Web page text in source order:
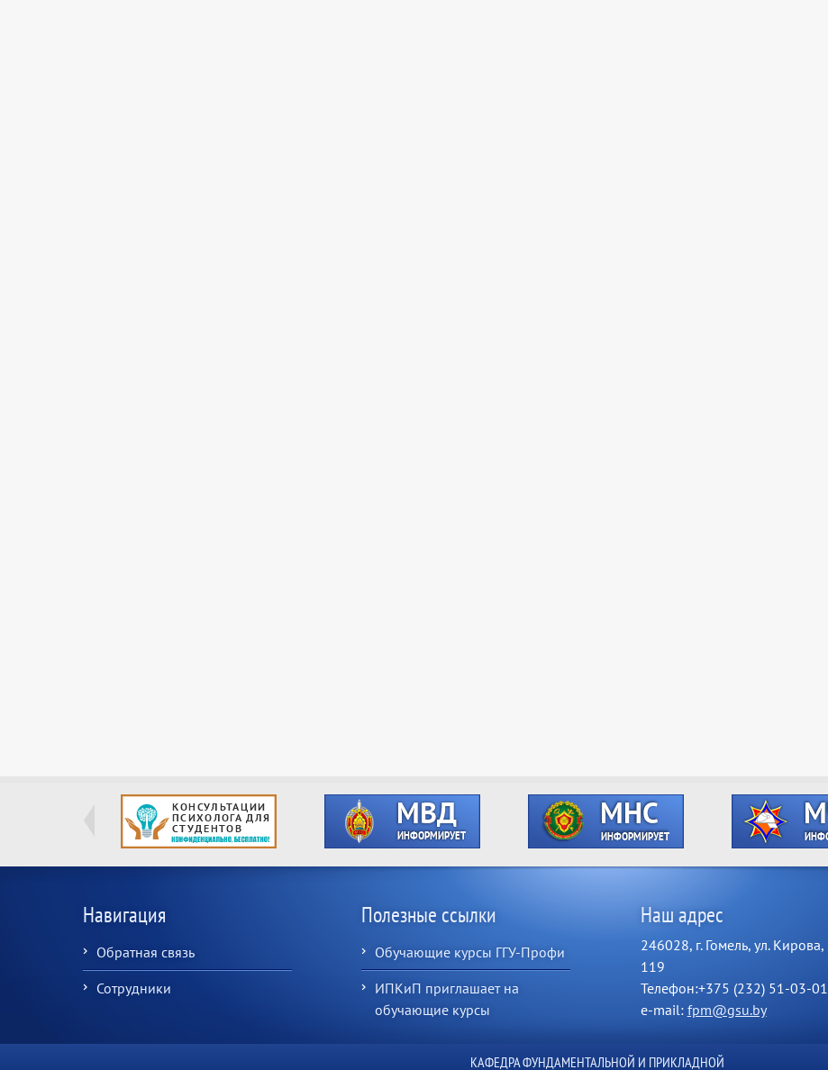
Навигация
Обратная связь
Сотрудники
Полезные ссылки
Обучающие курсы ГГУ-Профи
ИПКиП приглашает на
обучающие курсы
Наш адрес
246028, г. Гомель, ул. Кирова,
119
Телефон:+375 (232) 51-03-01
e-mail: fpm@gsu.by
КАФЕДРА ФУНДАМЕНТАЛЬНОЙ И ПРИКЛАДНОЙ